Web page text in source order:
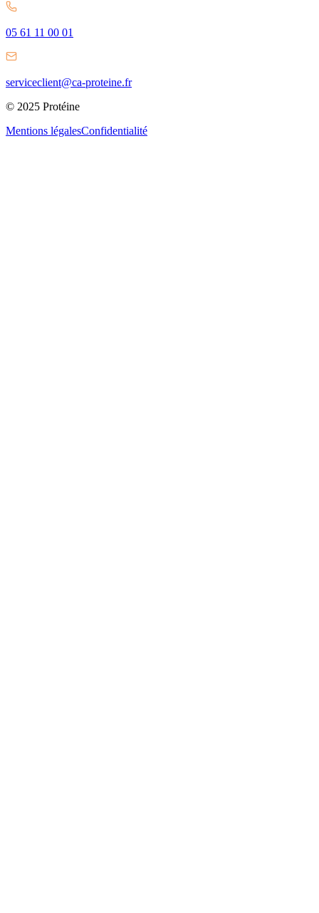
05 61 11 00 01
serviceclient@ca-proteine.fr
© 2025 Protéine
Mentions légalesConfidentialité